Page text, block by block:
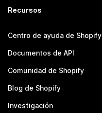
Recursos
Centro de ayuda de Shopify
Documentos de API
Comunidad de Shopify
Blog de Shopify
Investigación